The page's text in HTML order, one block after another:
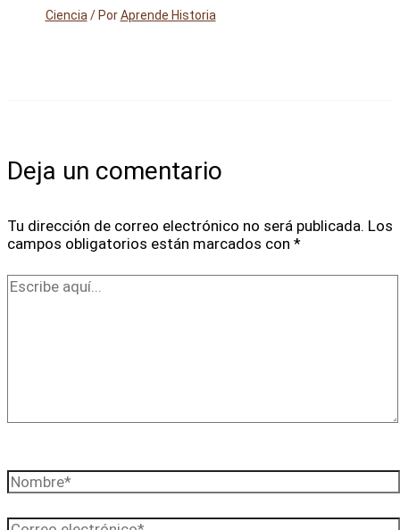
Ciencia / PorAprende Historia
Deja un comentario
Tu dirección de correo electrónico no será publicada. Los
campos obligatorios están marcados con *
Escribe
Nombre*
Correo